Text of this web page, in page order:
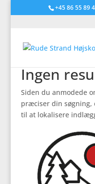
+45 86 55 89
Ingen
Siden du anmodede
præciser din søgning,
til at lokalisere